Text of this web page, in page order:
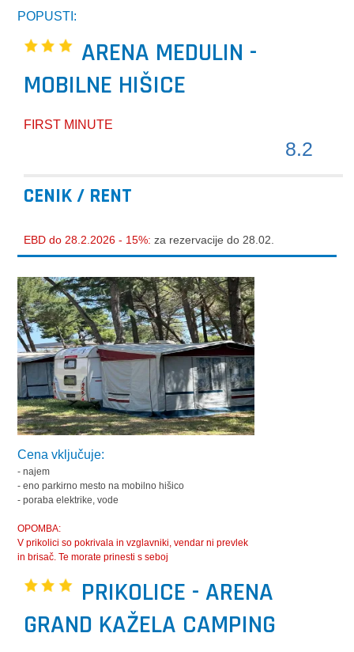
POPUSTI:
ARENA MEDULIN -
MOBILNE HIŠICE
FIRST MINUTE
8.2
CENIK / RENT
EBD do 28.2.2026 - 15%:za rezervacije do 28.02.
Cena vključuje:
- najem
- eno parkirno mesto na mobilno hišico
- poraba elektrike, vode
OPOMBA:
V prikolici so pokrivala in vzglavniki, vendar ni prevlek
in brisač. Te morate prinesti s seboj
PRIKOLICE - ARENA
GRAND KAŽELA CAMPING